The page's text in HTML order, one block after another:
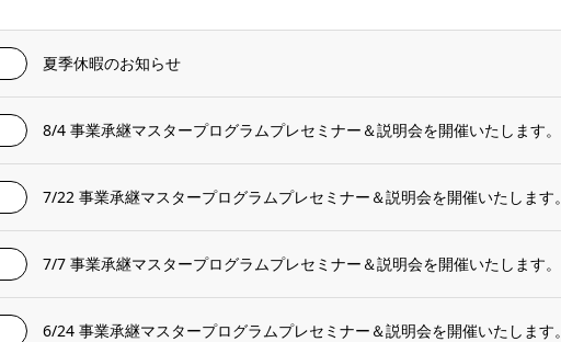
夏季休暇のお知らせ
8/4 事業承継マスタープログラムプレセミナー＆説明会を開催いたします。
7/22 事業承継マスタープログラムプレセミナー＆説明会を開催いたします。
7/7 事業承継マスタープログラムプレセミナー＆説明会を開催いたします。
6/24 事業承継マスタープログラムプレセミナー＆説明会を開催いたします。